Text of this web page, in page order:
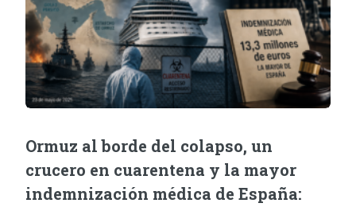
Ormuz al borde del colapso, un
crucero en cuarentena y la mayor
indemnización médica de España: